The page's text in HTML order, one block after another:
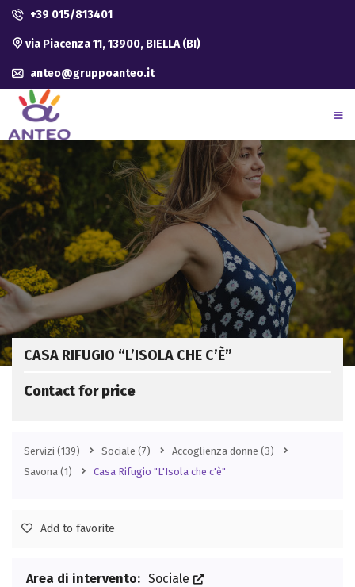
+39 015/813401
via Piacenza 11, 13900, BIELLA (BI)
anteo@gruppoanteo.it
CASA RIFUGIO “L’ISOLA CHE C’È”
Contact for price
Servizi (139) Sociale (7) Accoglienza donne (3)
Savona (1) Casa Rifugio "L'Isola che c'è"
Add to favorite
Area di intervento: Sociale